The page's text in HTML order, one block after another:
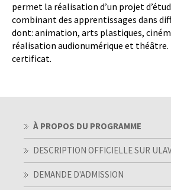
permet la réalisation d’un projet
combinant des apprentissages dans
dont: animation, arts plastiques,
réalisation audionumérique et théâtre.
certificat.
À PROPOS DU PROGRAMME
DESCRIPTION OFFICIELLE SUR
DEMANDE D'ADMISSION